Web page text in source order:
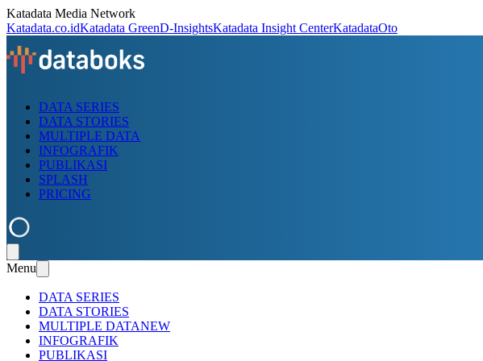
Katadata Media Network
Katadata.co.idKatadata GreenD-InsightsKatadata Insight CenterKatadataOto
DATA SERIES
DATA STORIES
MULTIPLE DATA
INFOGRAFIK
PUBLIKASI
SPLASH
PRICING
Menu
DATA SERIES
DATA STORIES
MULTIPLE DATANEW
INFOGRAFIK
PUBLIKASI